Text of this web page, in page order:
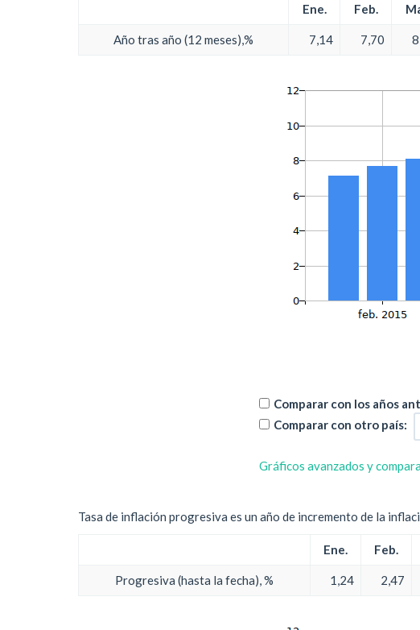
Ene. Feb.
Año tras año (12 meses),% 7,14 7,70
Comparar con los años
Comparar con otro país:
Gráficos avanzados y
Tasa de inflación progresiva es un año de incremento de la
Ene. Feb.
Progresiva (hasta la fecha), % 1,24 2,47